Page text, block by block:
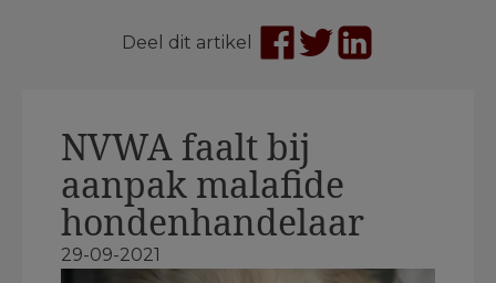
Deel dit artikel
NVWA faalt bij
aanpak malafide
hondenhandelaar
29-09-2021